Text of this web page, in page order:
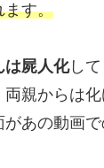
ます。
は屍人化し
親からは
あの動画で